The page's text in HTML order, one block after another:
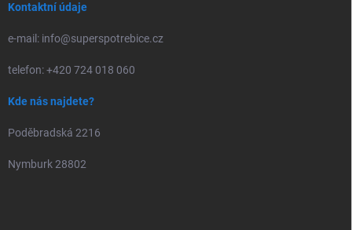
Kontaktní údaje
e-mail: info@superspotrebice.cz
telefon: +420 724 018 060
Kde nás najdete?
Poděbradská 2216
Nymburk 28802